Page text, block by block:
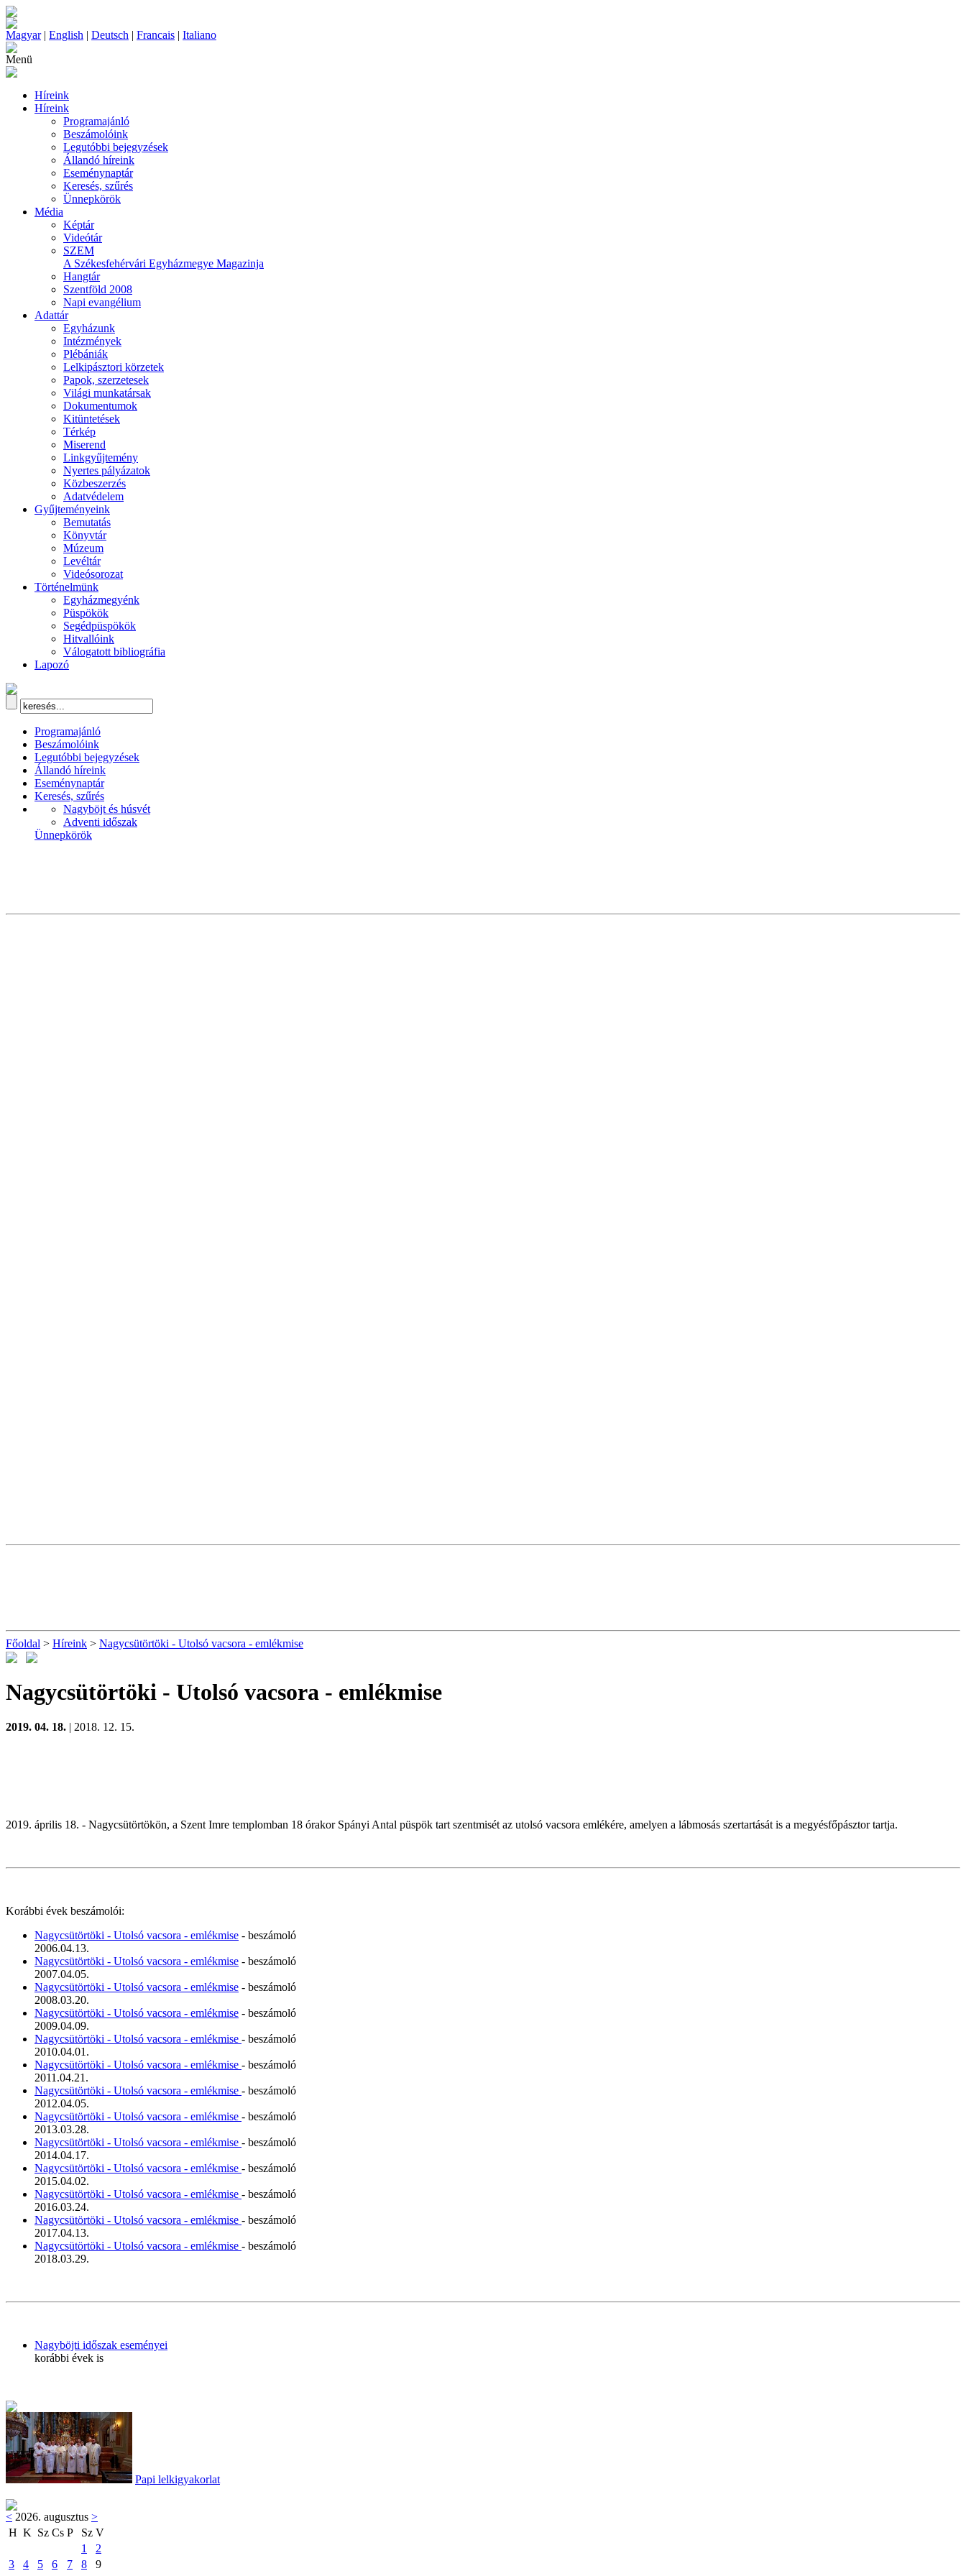
Magyar| English | Deutsch | Francais | Italiano
Menü
Híreink
Híreink
Programajánló
Beszámolóink
Legutóbbi bejegyzések
Állandó híreink
Eseménynaptár
Keresés, szűrés
Ünnepkörök
Média
Képtár
Videótár
SZEM
A Székesfehérvári Egyházmegye Magazinja
Hangtár
Szentföld 2008
Napi evangélium
Adattár
Egyházunk
Intézmények
Plébániák
Lelkipásztori körzetek
Papok, szerzetesek
Világi munkatársak
Dokumentumok
Kitüntetések
Térkép
Miserend
Linkgyűjtemény
Nyertes pályázatok
Közbeszerzés
Adatvédelem
Gyűjteményeink
Bemutatás
Könyvtár
Múzeum
Levéltár
Videósorozat
Történelmünk
Egyházmegyénk
Püspökök
Segédpüspökök
Hitvallóink
Válogatott bibliográfia
Lapozó
Programajánló
Beszámolóink
Legutóbbi bejegyzések
Állandó híreink
Eseménynaptár
Keresés, szűrés
Nagyböjt és húsvét
Adventi időszak
Ünnepkörök
Főoldal > Híreink > Nagycsütörtöki - Utolsó vacsora - emlékmise
Nagycsütörtöki - Utolsó vacsora - emlékmise
2019. 04. 18. | 2018. 12. 15.
2019. április 18. - Nagycsütörtökön, a Szent Imre templomban 18 órakor Spányi Antal püspök tart szentmisét az utolsó vacsora emlékére, amelyen a lábmosás szertartását is a megyésfőpásztor tartja.
Korábbi évek beszámolói:
Nagycsütörtöki - Utolsó vacsora - emlékmise - beszámoló
2006.04.13.
Nagycsütörtöki - Utolsó vacsora - emlékmise - beszámoló
2007.04.05.
Nagycsütörtöki - Utolsó vacsora - emlékmise - beszámoló
2008.03.20.
Nagycsütörtöki - Utolsó vacsora - emlékmise - beszámoló
2009.04.09.
Nagycsütörtöki - Utolsó vacsora - emlékmise - beszámoló
2010.04.01.
Nagycsütörtöki - Utolsó vacsora - emlékmise - beszámoló
2011.04.21.
Nagycsütörtöki - Utolsó vacsora - emlékmise - beszámoló
2012.04.05.
Nagycsütörtöki - Utolsó vacsora - emlékmise - beszámoló
2013.03.28.
Nagycsütörtöki - Utolsó vacsora - emlékmise - beszámoló
2014.04.17.
Nagycsütörtöki - Utolsó vacsora - emlékmise - beszámoló
2015.04.02.
Nagycsütörtöki - Utolsó vacsora - emlékmise - beszámoló
2016.03.24.
Nagycsütörtöki - Utolsó vacsora - emlékmise - beszámoló
2017.04.13.
Nagycsütörtöki - Utolsó vacsora - emlékmise - beszámoló
2018.03.29.
Nagyböjti időszak eseményei
korábbi évek is
Papi lelkigyakorlat
< 2026. augusztus >
H K Sz Cs P Sz V
1
2
3
4 5 6 7 8
9